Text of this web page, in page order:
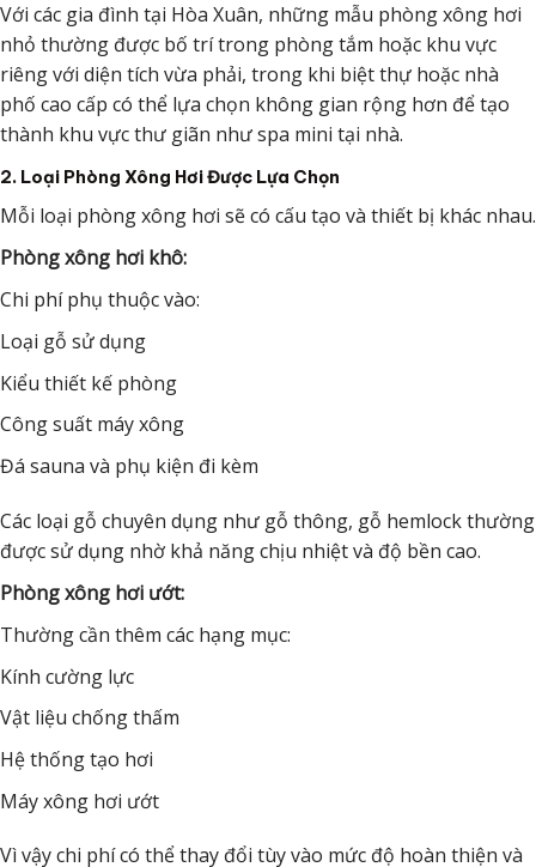
Với các gia đình tại Hòa Xuân, những mẫu phòng xông hơi
nhỏ thường được bố trí trong phòng tắm hoặc khu vực
riêng với diện tích vừa phải, trong khi biệt thự hoặc nhà
phố cao cấp có thể lựa chọn không gian rộng hơn để tạo
thành khu vực thư giãn như spa mini tại nhà.
2. Loại Phòng Xông Hơi Được Lựa Chọn
Mỗi loại phòng xông hơi sẽ có cấu tạo và thiết bị khác nhau.
Phòng xông hơi khô:
Chi phí phụ thuộc vào:
Loại gỗ sử dụng
Kiểu thiết kế phòng
Công suất máy xông
Đá sauna và phụ kiện đi kèm
Các loại gỗ chuyên dụng như gỗ thông, gỗ hemlock thường
được sử dụng nhờ khả năng chịu nhiệt và độ bền cao.
Phòng xông hơi ướt:
Thường cần thêm các hạng mục:
Kính cường lực
Vật liệu chống thấm
Hệ thống tạo hơi
Máy xông hơi ướt
Vì vậy chi phí có thể thay đổi tùy vào mức độ hoàn thiện và